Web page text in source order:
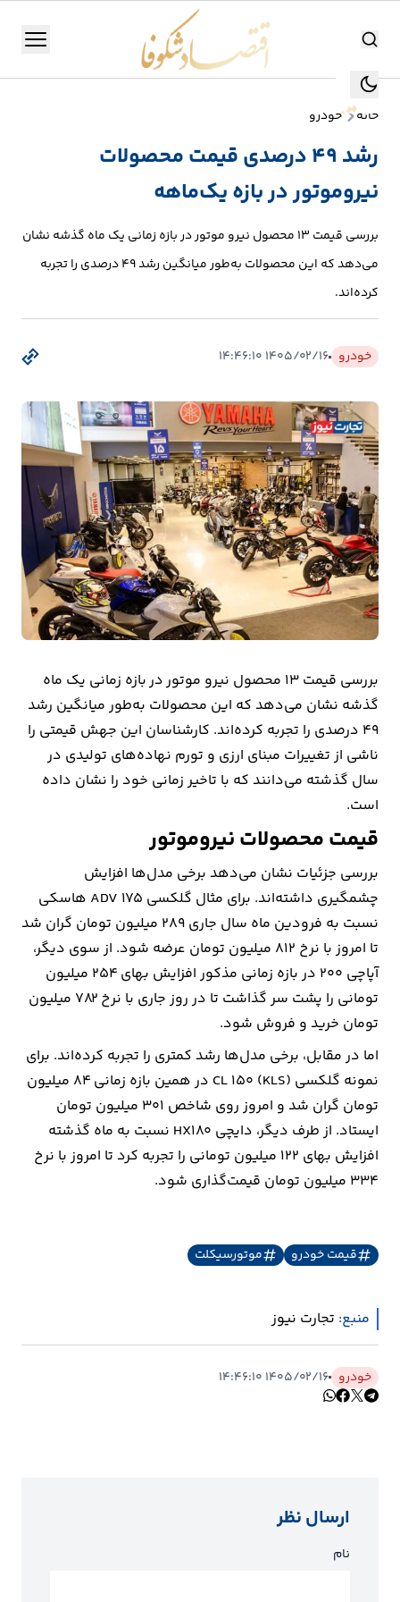
جستجو جستجو
منو
تولید
صنعت
انرژی
بورس
بیمه
اقتصاد
جهان
بازار
و
تجارت
کشاورزی
راه
و
مسکن
اقتصاد
ایران
ارتباطات
خودرو
عمومی
نوتیف
شناور
خانه خودرو
رشد 49 درصدی قیمت محصولات
نیروموتور در بازه یک‌ماهه
بررسی قیمت 13 محصول نیرو موتور در بازه زمانی یک ماه گذشه نشان
می‌دهد که این محصولات به‌طور میانگین رشد 49 درصدی را تجربه
کرده‌اند.
خودرو ۱۴۰۵/۰۲/۱۶ ۱۴:۴۶:۱۰
بررسی قیمت 13 محصول نیرو موتور در بازه زمانی یک ماه
گذشه نشان می‌دهد که این محصولات به‌طور میانگین رشد
49 درصدی را تجربه کرده‌اند. کارشناسان این جهش قیمتی را
ناشی از تغییرات مبنای ارزی و تورم نهاده‌های تولیدی در
سال گذشته می‌دانند که با تاخیر زمانی خود را نشان داده
است.
قیمت محصولات نیروموتور
بررسی جزئیات نشان می‌دهد برخی مدل‌ها ‌افزایش
چشمگیری داشته‌اند. برای مثال گلکسی ADV 175 هاسکی
نسبت به فرودین ماه سال جاری 289 میلیون تومان گران شد
تا امروز با نرخ 812 میلیون تومان عرضه شود. از سوی دیگر،
آپاچی 200 در بازه زمانی مذکور افزایش بهای 254 میلیون
تومانی را پشت سر گذاشت تا در روز جاری با نرخ 782 میلیون
تومان خرید و فروش شود.
اما در مقابل، برخی مدل‌ها رشد کمتری را تجربه کرده‌اند. برای
نمونه گلکسی CL 150 (KLS) در همین بازه زمانی 84 میلیون
تومان گران شد و امروز روی شاخص 301 میلیون تومان
ایستاد. از طرف دیگر، دایچی HX180 نسبت به ماه گذشته
افزایش بهای 122 میلیون تومانی را تجربه کرد تا امروز با نرخ
334 میلیون تومان قیمت‌گذاری شود.
قیمت خودرو موتورسیکلت
منبع: تجارت نیوز
خودرو ۱۴۰۵/۰۲/۱۶ ۱۴:۴۶:۱۰
ارسال نظر
نام